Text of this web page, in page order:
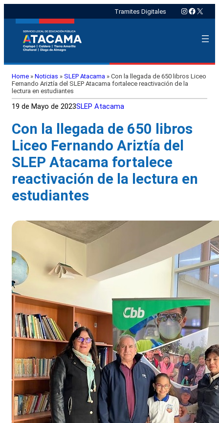
Tramites Digitales Instagram
X
Home » Noticias » SLEP Atacama » Con la llegada de 650 libros Liceo
Fernando Ariztía del SLEP Atacama fortalece reactivación de la
lectura en estudiantes
19 de Mayo de 2023SLEP Atacama
Con la llegada de 650 libros
Liceo Fernando Ariztía del
SLEP Atacama fortalece
reactivación de la lectura en
estudiantes